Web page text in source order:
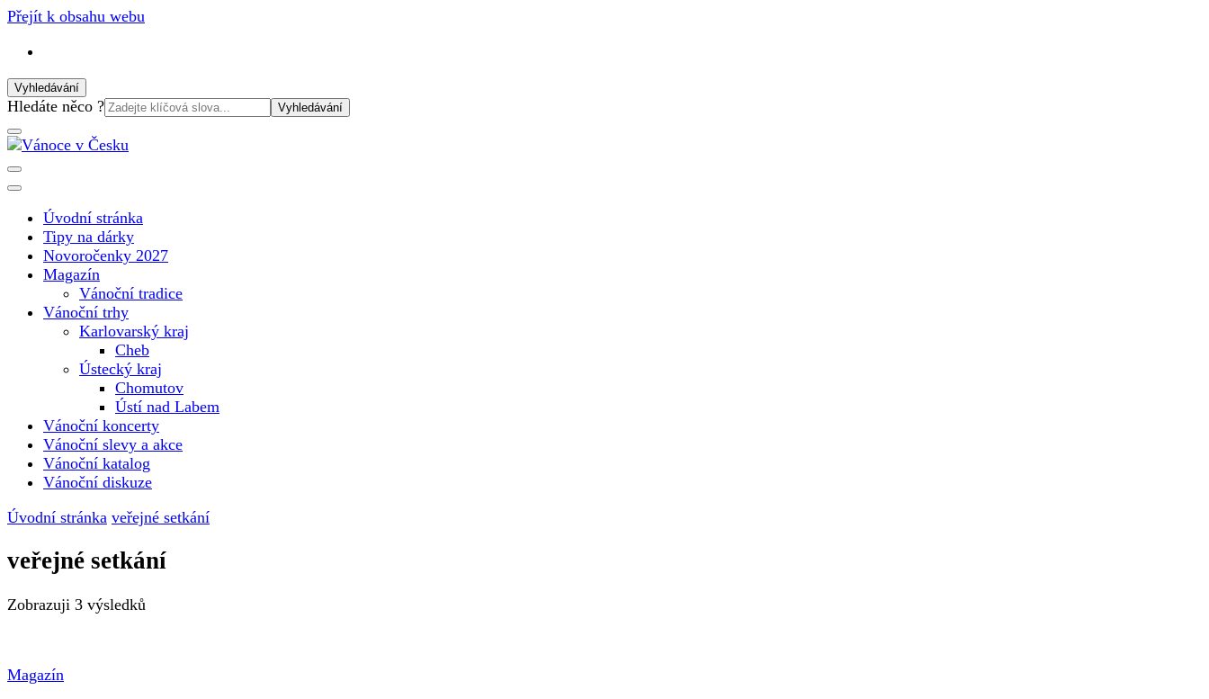
Přejít k obsahu webu
Vyhledávání
Vyhledat:
Hledáte něco ?
Vánoce v Česku
Úvodní stránka
Tipy na dárky
Novoročenky 2027
Magazín
Vánoční tradice
Vánoční trhy
Karlovarský kraj
Cheb
Ústecký kraj
Chomutov
Ústí nad Labem
Vánoční koncerty
Vánoční slevy a akce
Vánoční katalog
Vánoční diskuze
Úvodní stránka veřejné setkání
veřejné setkání
Zobrazuji 3 výsledků
Magazín